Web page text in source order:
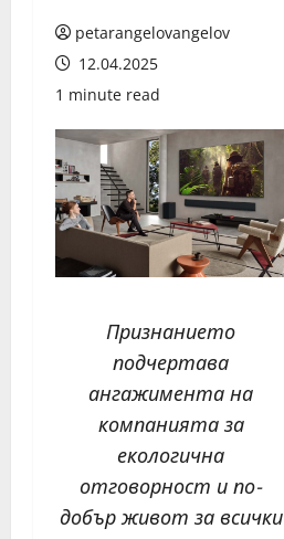
petarangelovangelov
12.04.2025
1 minute read
Признанието
подчертава
ангажимента на
компанията за
екологична
отговорност и по-
добър живот за всички